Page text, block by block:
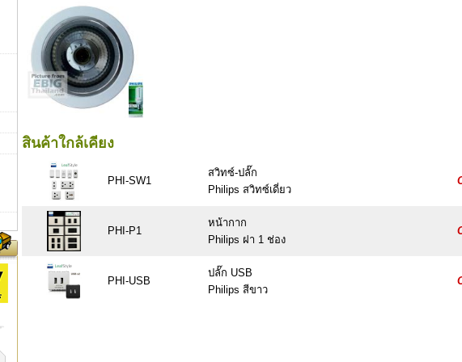
สินค้าใกล้เคียง
PHI-SW1
สวิทซ์-ปลั๊ก
Philips สวิทซ์เดี่ยว
PHI-P1
หน้ากาก
Philips ฝา 1 ช่อง
PHI-USB
ปลั๊ก USB
Philips สีขาว